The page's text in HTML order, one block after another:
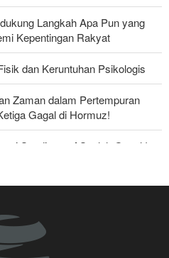
Langkah Apa Pun yang
Kepentingan Rakyat
dan Keruntuhan Psikologis
Zaman dalam Pertempuran
Gagal di Hormuz!
Sandiwara AS telah Gagal !
Iran Opsi Realistis Akhiri